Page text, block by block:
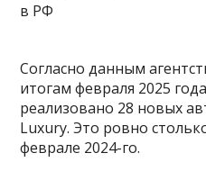
Согласно данным
итогам февраля 2025
реализовано 28 новых
Luxury. Это ровно
феврале 2024-го.